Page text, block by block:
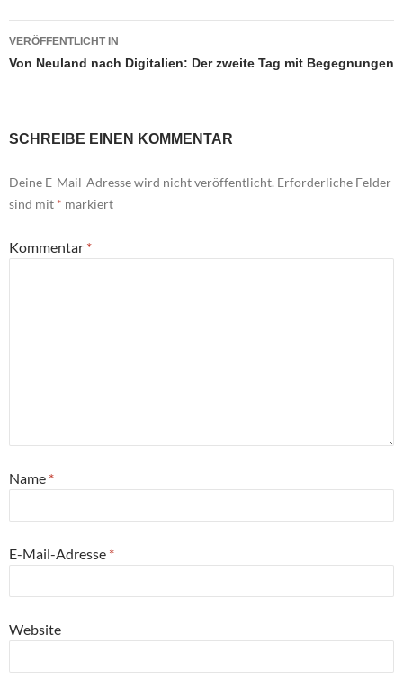
Beitragsnavigation
VERÖFFENTLICHT IN
Von Neuland nach Digitalien: Der zweite Tag mit Begegnungen
SCHREIBE EINEN KOMMENTAR
Deine E-Mail-Adresse wird nicht veröffentlicht. Erforderliche Felder
sind mit * markiert
Kommentar *
Name *
E-Mail-Adresse *
Website